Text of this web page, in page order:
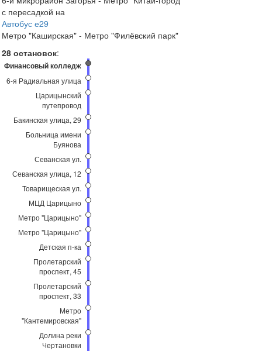
с пересадкой на
Автобус е29
Метро "Каширская" - Метро "Филёвский парк"
28 остановок:
Финансовый колледж
6-я Радиальная улица
Царицынский
путепровод
Бакинская улица, 29
Больница имени
Буянова
Севанская ул.
Севанская улица, 12
Товарищеская ул.
МЦД Царицыно
Метро "Царицыно"
Метро "Царицыно"
Детская п-ка
Пролетарский
проспект, 45
Пролетарский
проспект, 33
Метро
"Кантемировская"
Долина реки
Чертановки